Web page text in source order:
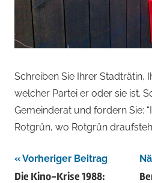
Schreiben Sie Ihrer Stadträtin,
welcher Partei er oder sie ist.
Gemeinderat und fordern Sie:
Rotgrün, wo Rotgrün
Vorheriger Beitrag
Die Kino-Krise 1988: